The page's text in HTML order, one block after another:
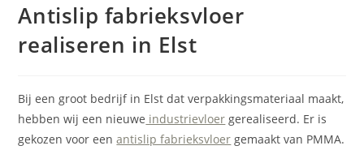
Antislip fabrieksvloer
realiseren in Elst
Bij een groot bedrijf in Elst dat verpakkingsmateriaal maakt,
hebben wij een nieuwe industrievloer gerealiseerd. Er is
gekozen voor eenantislip fabrieksvloer gemaakt van PMMA.